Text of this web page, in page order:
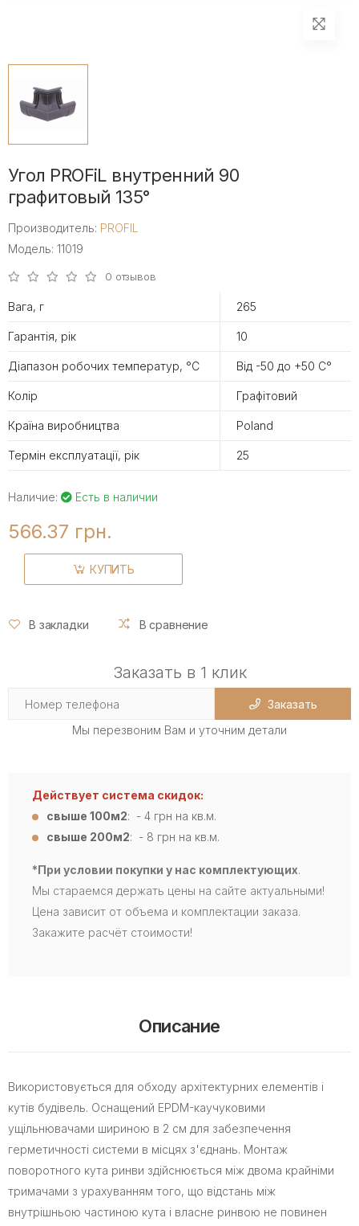
Угол PROFiL внутренний 90
графитовый 135°
Производитель: PROFIL
Модель: 11019
0 отзывов
Вага, г 265
Гарантія, рік 10
Діапазон робочих температур, °С Від -50 до +50 С°
Колір Графітовий
Країна виробництва Poland
Термін експлуатації, рік 25
Наличие: Есть в наличии
566.37 грн.
КУПИТЬ
В закладки В сравнение
Заказать в 1 клик
Заказать
Мы перезвоним Вам и уточним детали
Действует система скидок:
свыше 100м2: - 4 грн на кв.м.
свыше 200м2: - 8 грн на кв.м.
*При условии покупки у нас комплектующих.
Мы стараемся держать цены на сайте актуальными!
Цена зависит от объема и комплектации заказа.
Закажите расчёт стоимости!
Описание
Використовується для обходу архітектурних елементів і
кутів будівель. Оснащений EPDM-каучуковими
ущільнювачами шириною в 2 см для забезпечення
герметичності системи в місцях з'єднань. Монтаж
поворотного кута ринви здійснюється між двома крайніми
тримачами з урахуванням того, що відстань між
внутрішньою частиною кута і власне ринвою не повинен